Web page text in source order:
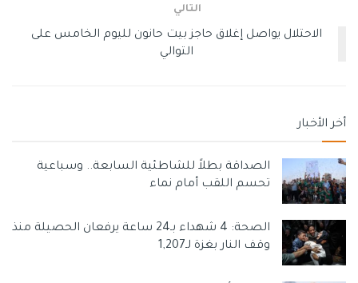
التالي
الاحتلال يواصل إغلاق حاجز بيت حانون لليوم الخامس على
التوالي
أخر الأخبار
الصداقة بطلاً للشاطئية السابعة.. وسباعية
تحسم اللقب أمام نماء
الصحة: 4 شهداء بـ24 ساعة يرفعان الحصيلة منذ
وقف النار بغزة لـ1,207